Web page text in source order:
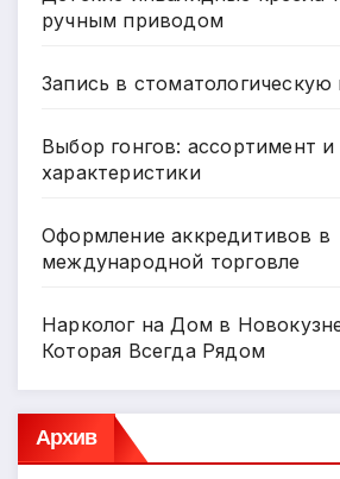
ручным приводом
Запись в стоматологическую
Выбор гонгов: ассортимент и
характеристики
Оформление аккредитивов в
международной торговле
Нарколог на Дом в
Которая Всегда Рядом
Архив